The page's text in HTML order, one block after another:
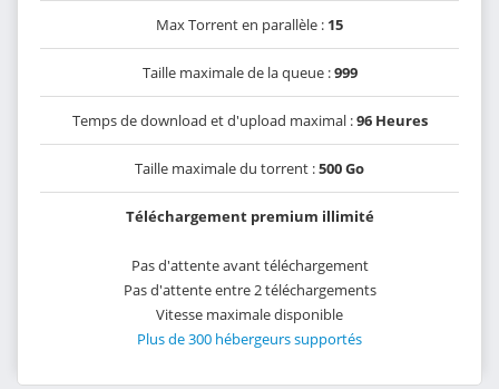
Max Torrent en parallèle : 15
Taille maximale de la queue :999
Temps de download et d'upload maximal :96 Heures
Taille maximale du torrent :500 Go
Téléchargement premium illimité
Pas d'attente avant téléchargement
Pas d'attente entre 2 téléchargements
Vitesse maximale disponible
Plus de 300 hébergeurs supportés